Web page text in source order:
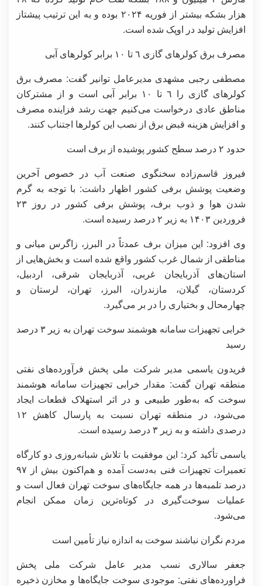
هزار بشکه بیشتر از فوریه ۲۰۲۴ بوده و به این ترتیب پیشتاز
افزایش تولید در اوپک شده است.
مصرف برق کولرهای گازی ٦ تا ١٠ برابر کولرهای آبی
مصطفی رجبی مشهدی مدیرعامل توانیر گفت: مصرف برق
کولرهای گازی را ٦ تا ١٠ برابر آبی است و از مشترکان
مناطق عادی درخواست می‌کنیم جهت رشد فزاینده مصرف
و افزایش هزینه قبض برق از نصب این کولرها اجتناب کنند.
حدود ۲ درصد سطح کشور پوشیده از برف است
فیروز قاسم‌زاده سخنگوی صنعت آب در خصوص آخرین
وضعیت پوشش برفی کشور اظهار داشت: با توجه به گرم
شدن هوا و ذوب برف، پوشش برفی کشور در روز ۲۳
فروردین ۱۴۰۳ به زیر ۲ درصد رسیده است.
وی افزود: این میزان برف عمدتاً در البرز، زاگرس میانی و
مناطقی از شمال غرب کشور واقع شده است و بخش‌هایی از
استان‌های آذربایجان غربی، آذربایجان شرقی، اردبیل،
کردستان، گیلان، مازندران، البرز، تهران، لرستان و
چهارمحال و بختیاری را در بر می‌گیرد.
خرابی تجهیزات سامانه هوشمند سوخت تهران به زیر ۳ درصد
رسید
فریدون یاسمی مدیر شرکت ملی پخش فرآورده‌های نفتی
منطقه تهران گفت: مقدار خرابی تجهیزات سامانه هوشمند
سوخت که به‌طور طبیعی و در اثر استهلاک قطعات ایجاد
می‌شود، در منطقه تهران نسبت به پارسال کاهش ۱۲
درصدی داشته و به زیر ۳ درصد رسیده است.
یاسمی تأکید کرد: این موفقیت با تلاش شبانه‌روزی دو کارگاه
تعمیرات تجهیزات فنی به‌دست آمده و هم‌اکنون بیش از ۹۷
درصد تلمبه‌ها در همه جایگاه‌های سوخت تهران فعال است و
عملیات سوخت‌گیری در کوتاه‌ترین زمان ممکن انجام
می‌شود.
مردم نگران نباشند سوخت به اندازه نیاز تأمین است
جعفر سالاری نسب مدیر عامل شرکت ملی پخش
فراورده‌های نفتی: موجودی سوخت جایگاه‌ها و مخازن ذخیره